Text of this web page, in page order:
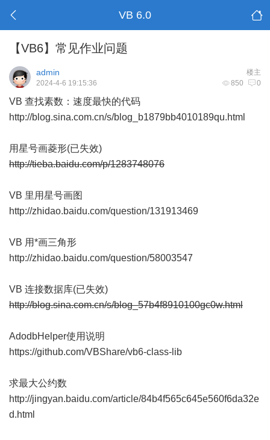
VB 6.0
【VB6】常见作业问题
楼主
admin
850 0
2024-4-6 19:15:36
VB 查找素数：速度最快的代码
http://blog.sina.com.cn/s/blog_b1879bb4010189qu.html
用星号画菱形(已失效)
http://tieba.baidu.com/p/1283748076
VB 里用星号画图
http://zhidao.baidu.com/question/131913469
VB 用*画三角形
http://zhidao.baidu.com/question/58003547
VB 连接数据库(已失效)
http://blog.sina.com.cn/s/blog_57b4f8910100gc0w.html
AdodbHelper使用说明
https://github.com/VBShare/vb6-class-lib
求最大公约数
http://jingyan.baidu.com/article/84b4f565c645e560f6da32e
d.html